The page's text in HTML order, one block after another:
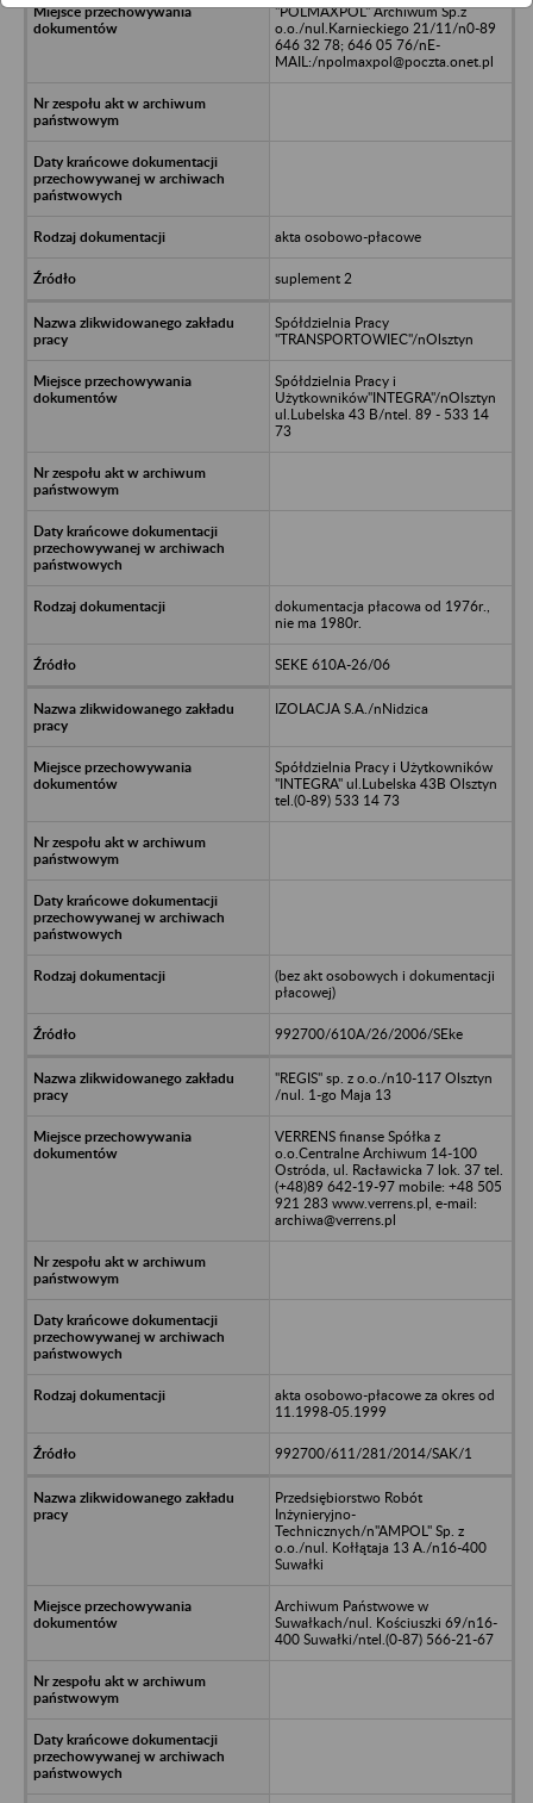
"POLMAXPOL" Archiwum Sp.z
o.o./nul.Karnieckiego 21/11/n0-89
646 32 78; 646 05 76/nE-
MAIL:/npolmaxpol@poczta.onet.pl
akta osobowo-płacowe
suplement 2
Spółdzielnia Pracy
"TRANSPORTOWIEC"/nOlsztyn
Spółdzielnia Pracy i
Użytkowników"INTEGRA"/nOlsztyn
ul.Lubelska 43 B/ntel. 89 - 533 14
73
dokumentacja płacowa od 1976r.,
nie ma 1980r.
SEKE 610A-26/06
IZOLACJA S.A./nNidzica
Spółdzielnia Pracy i Użytkowników
"INTEGRA" ul.Lubelska 43B Olsztyn
tel.(0-89) 533 14 73
(bez akt osobowych i dokumentacji
płacowej)
992700/610A/26/2006/SEke
"REGIS" sp. z o.o./n10-117 Olsztyn
/nul. 1-go Maja 13
VERRENS finanse Spółka z
o.o.Centralne Archiwum 14-100
Ostróda, ul. Racławicka 7 lok. 37 tel.
(+48)89 642-19-97 mobile: +48 505
921 283 www.verrens.pl, e-mail:
archiwa@verrens.pl
akta osobowo-płacowe za okres od
11.1998-05.1999
992700/611/281/2014/SAK/1
Przedsiębiorstwo Robót
Inżynieryjno-
Technicznych/n"AMPOL" Sp. z
o.o./nul. Kołłątaja 13 A./n16-400
Suwałki
Archiwum Państwowe w
Suwałkach/nul. Kościuszki 69/n16-
400 Suwałki/ntel.(0-87) 566-21-67